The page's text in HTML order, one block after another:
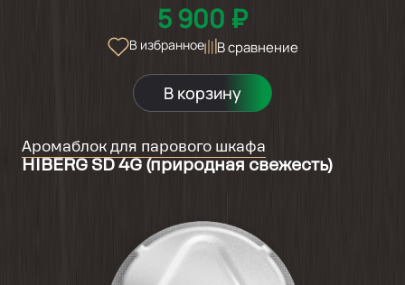
5 900 ₽
В избранное В сравнение
В корзину
Аромаблок для парового шкафа
HIBERG SD 4G (природная свежесть)